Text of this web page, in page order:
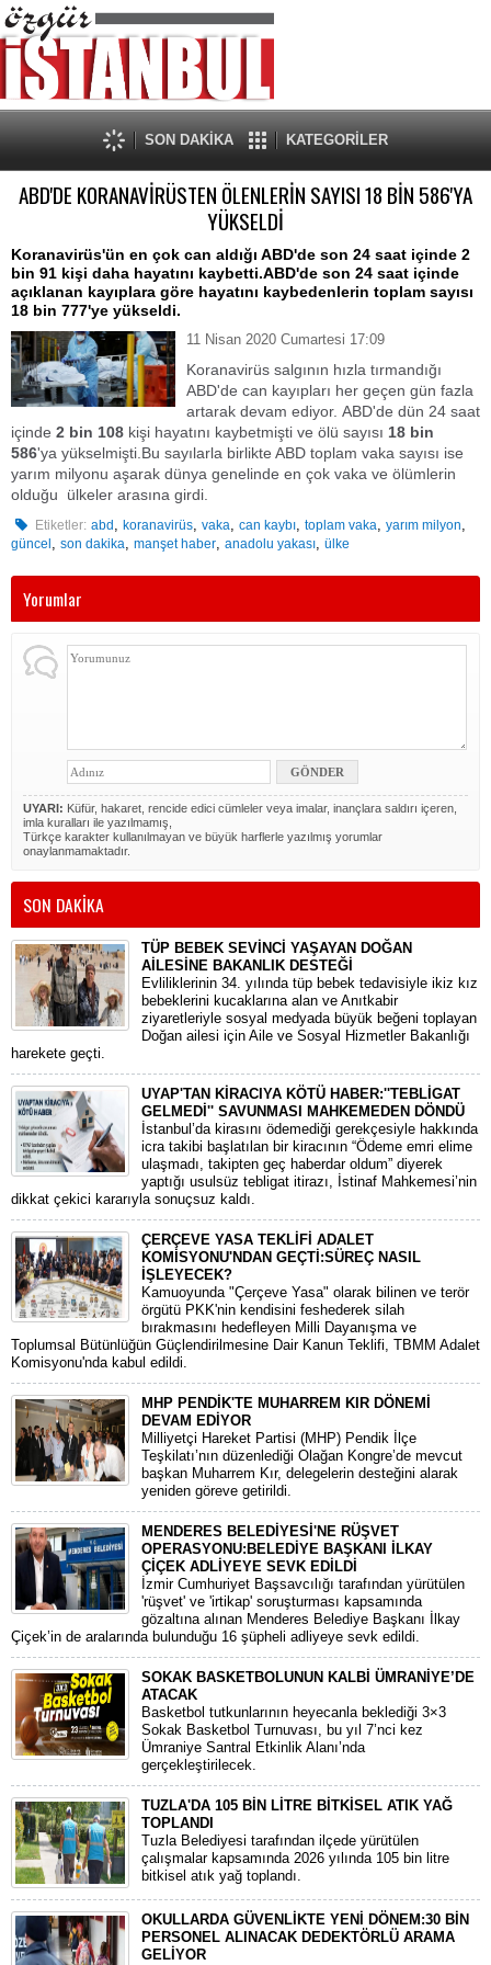
SON DAKİKA KATEGORİLER
ABD'DE KORANAVİRÜSTEN ÖLENLERİN SAYISI 18 BİN 586'YA
YÜKSELDİ
Koranavirüs'ün en çok can aldığı ABD'de son 24 saat içinde 2
bin 91 kişi daha hayatını kaybetti.ABD'de son 24 saat içinde
açıklanan kayıplara göre hayatını kaybedenlerin toplam sayısı
18 bin 777'ye yükseldi.
11 Nisan 2020 Cumartesi 17:09
Koranavirüs salgının hızla tırmandığı
ABD'de can kayıpları her geçen gün fazla
artarak devam ediyor. ABD'de dün 24 saat
içinde 2 bin 108 kişi hayatını kaybetmişti ve ölü sayısı 18 bin
586'ya yükselmişti.Bu sayılarla birlikte ABD toplam vaka sayısı ise
yarım milyonu aşarak dünya genelinde en çok vaka ve ölümlerin
olduğu ülkeler arasına girdi.
Etiketler: abd ,koranavirüs,vaka,can kaybı,toplam vaka,yarım milyon,
güncel , son dakika, manşet haber, anadolu yakası, ülke
Yorumlar
UYARI: Küfür, hakaret, rencide edici cümleler veya imalar, inançlara saldırı içeren,
imla kuralları ile yazılmamış,
Türkçe karakter kullanılmayan ve büyük harflerle yazılmış yorumlar
onaylanmamaktadır.
SON DAKİKA
TÜP BEBEK SEVİNCİ YAŞAYAN DOĞAN
AİLESİNE BAKANLIK DESTEĞİ
​Evliliklerinin 34. yılında tüp bebek tedavisiyle ikiz kız
bebeklerini kucaklarına alan ve Anıtkabir
ziyaretleriyle sosyal medyada büyük beğeni toplayan
Doğan ailesi için Aile ve Sosyal Hizmetler Bakanlığı
harekete geçti.
UYAP'TAN KİRACIYA KÖTÜ HABER:''TEBLİGAT
GELMEDİ'' SAVUNMASI MAHKEMEDEN DÖNDÜ
​İstanbul’da kirasını ödemediği gerekçesiyle hakkında
icra takibi başlatılan bir kiracının “Ödeme emri elime
ulaşmadı, takipten geç haberdar oldum” diyerek
yaptığı usulsüz tebligat itirazı, İstinaf Mahkemesi’nin
dikkat çekici kararıyla sonuçsuz kaldı.
ÇERÇEVE YASA TEKLİFİ ADALET
KOMİSYONU'NDAN GEÇTİ:SÜREÇ NASIL
İŞLEYECEK?
​Kamuoyunda "Çerçeve Yasa" olarak bilinen ve terör
örgütü PKK'nin kendisini feshederek silah
bırakmasını hedefleyen Milli Dayanışma ve
Toplumsal Bütünlüğün Güçlendirilmesine Dair Kanun Teklifi, TBMM Adalet
Komisyonu'nda kabul edildi.
MHP PENDİK'TE MUHARREM KIR DÖNEMİ
DEVAM EDİYOR
​Milliyetçi Hareket Partisi (MHP) Pendik İlçe
Teşkilatı’nın düzenlediği Olağan Kongre’de mevcut
başkan Muharrem Kır, delegelerin desteğini alarak
yeniden göreve getirildi.
MENDERES BELEDİYESİ'NE RÜŞVET
OPERASYONU:BELEDİYE BAŞKANI İLKAY
ÇİÇEK ADLİYEYE SEVK EDİLDİ
​İzmir Cumhuriyet Başsavcılığı tarafından yürütülen
'rüşvet' ve 'irtikap' soruşturması kapsamında
gözaltına alınan Menderes Belediye Başkanı İlkay
Çiçek’in de aralarında bulunduğu 16 şüpheli adliyeye sevk edildi.
SOKAK BASKETBOLUNUN KALBİ ÜMRANİYE’DE
ATACAK
Basketbol tutkunlarının heyecanla beklediği 3×3
Sokak Basketbol Turnuvası, bu yıl 7’nci kez
Ümraniye Santral Etkinlik Alanı’nda
gerçekleştirilecek.
TUZLA'DA 105 BİN LİTRE BİTKİSEL ATIK YAĞ
TOPLANDI
Tuzla Belediyesi tarafından ilçede yürütülen
çalışmalar kapsamında 2026 yılında 105 bin litre
bitkisel atık yağ toplandı.
OKULLARDA GÜVENLİKTE YENİ DÖNEM:30 BİN
PERSONEL ALINACAK DEDEKTÖRLÜ ARAMA
GELİYOR